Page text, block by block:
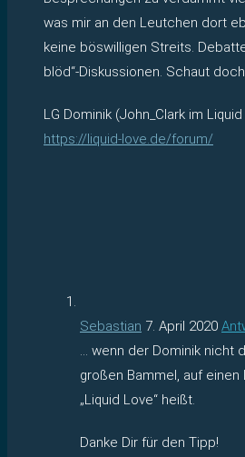
was mir an den Leutchen dort
keine böswilligen Streits.
blöd“-Diskussionen. Schaut
LG Dominik (John_Clark im
https://liquid-love.de/forum/
Sebastian 7. April 2020
… wenn der Dominik nicht
großen Bammel, auf einen
„Liquid Love“ heißt.
Danke Dir für den Tipp!